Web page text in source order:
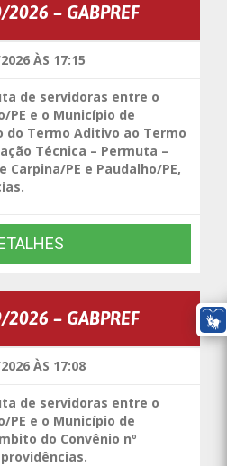
2026 – GABPREF
ÀS 17:15
de servidoras entre o
PE e o Município de
do Termo Aditivo ao Termo
Técnica – Permuta –
PE e Paudalho/PE,
2026 – GABPREF
ÀS 17:08
de servidoras entre o
PE e o Município de
do Convênio nº